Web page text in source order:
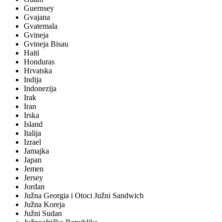
Guernsey
Gvajana
Gvatemala
Gvineja
Gvineja Bisau
Haiti
Honduras
Hrvatska
Indija
Indonezija
Irak
Iran
Irska
Island
Italija
Izrael
Jamajka
Japan
Jemen
Jersey
Jordan
Južna Georgia i Otoci Južni Sandwich
Južna Koreja
Južni Sudan